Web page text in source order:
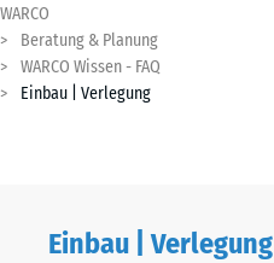
WARCO
Beratung & Planung
WARCO Wissen - FAQ
Einbau | Verlegung
Einbau | Verlegung